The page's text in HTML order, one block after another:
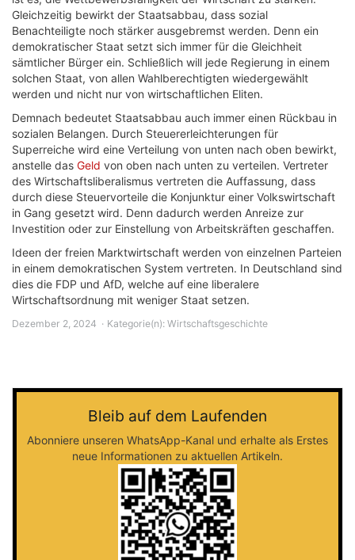
Gleichzeitig bewirkt der Staatsabbau, dass sozial
Benachteiligte noch stärker ausgebremst werden. Denn ein
demokratischer Staat setzt sich immer für die Gleichheit
sämtlicher Bürger ein. Schließlich will jede Regierung in einem
solchen Staat, von allen Wahlberechtigten wiedergewählt
werden und nicht nur von wirtschaftlichen Eliten.
Demnach bedeutet Staatsabbau auch immer einen Rückbau in
sozialen Belangen. Durch Steuererleichterungen für
Superreiche wird eine Verteilung von unten nach oben bewirkt,
anstelle das Geld von oben nach unten zu verteilen. Vertreter
des Wirtschaftsliberalismus vertreten die Auffassung, dass
durch diese Steuervorteile die Konjunktur einer Volkswirtschaft
in Gang gesetzt wird. Denn dadurch werden Anreize zur
Investition oder zur Einstellung von Arbeitskräften geschaffen.
Ideen der freien Marktwirtschaft werden von einzelnen Parteien
in einem demokratischen System vertreten. In Deutschland sind
dies die FDP und AfD, welche auf eine liberalere
Wirtschaftsordnung mit weniger Staat setzen.
Dezember 2, 2024 Kategorie(n): Wirtschaftsgeschichte
Bleib auf dem Laufenden
Abonniere unseren WhatsApp-Kanal und erhalte als Erstes
neue Informationen zu aktuellen Artikeln.